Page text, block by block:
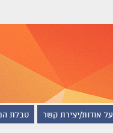
על אודות/יצירת קשר טבלת